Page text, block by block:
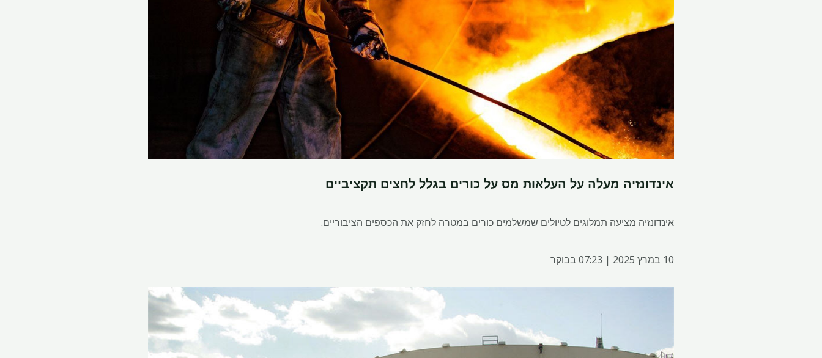
אינדונזיה מעלה על העלאות מס על כורים בגלל לחצים תקציביים
אינדונזיה מציעה תמלוגים לטיולים שמשלמים כורים במטרה לחזק את הכספים הציבוריים.
10 במרץ 2025 | 07:23 בבוקר